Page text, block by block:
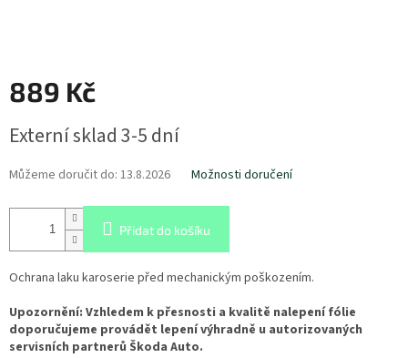
889 Kč
cena:
Externí sklad 3-5 dní
Můžeme doručit do: 13.8.2026 Možnosti doručení
Přidat do košíku
Ochrana laku karoserie před mechanickým poškozením.
Upozornění: Vzhledem k přesnosti a kvalitě nalepení fólie
doporučujeme provádět lepení výhradně u autorizovaných
servisních partnerů Škoda Auto.